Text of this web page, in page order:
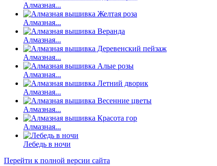
Алмазная...
Алмазная...
Алмазная...
Алмазная...
Алмазная...
Алмазная...
Алмазная...
Алмазная...
Лебедь в ночи
Перейти к полной версии сайта